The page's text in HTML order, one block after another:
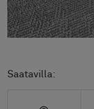
Saatavilla: